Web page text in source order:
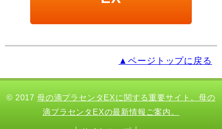
▲ページトップに戻る
© 2017 母の滴プラセンタEXに関する重要サイト。母の
滴プラセンタEXの最新情報ご案内。